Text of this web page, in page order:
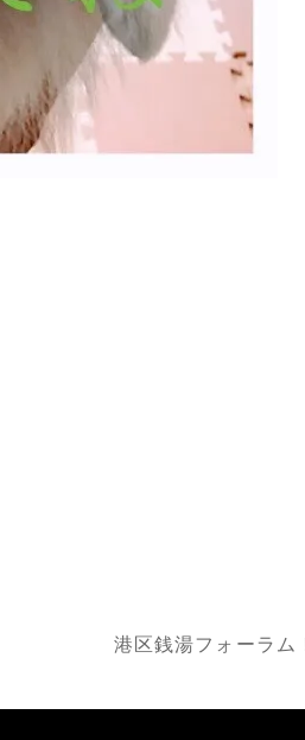
港区銭湯フォーラム